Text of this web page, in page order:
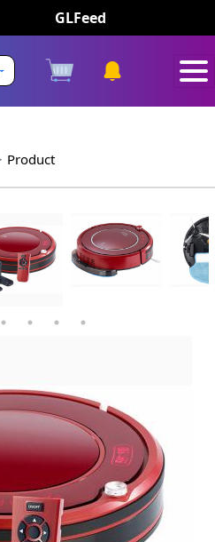
GLFeed
Product